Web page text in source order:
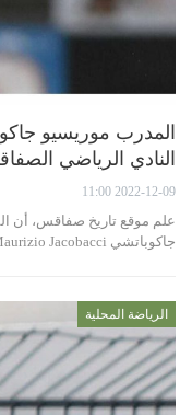
المدرب موريسيو
النادي الرياضي
2022-12-09 11:00
علم موقع تاريخ صفاقس، أن
جاكوباتشي Maurizio Jacobacci، قد حل أمس بصفاقس،…
الرياضة المحلية